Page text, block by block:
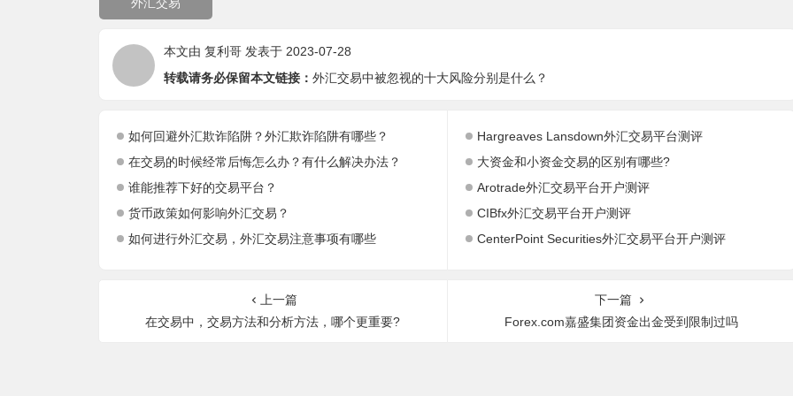
外汇交易
本文由 复利哥 发表于 2023-07-28
转载请务必保留本文链接： 外汇交易中被忽视的十大风险分别是什么？
如何回避外汇欺诈陷阱？外汇欺诈陷阱有哪些？
在交易的时候经常后悔怎么办？有什么解决办法？
谁能推荐下好的交易平台？
货币政策如何影响外汇交易？
如何进行外汇交易，外汇交易注意事项有哪些
Hargreaves Lansdown外汇交易平台测评
大资金和小资金交易的区别有哪些?
Arotrade外汇交易平台开户测评
CIBfx外汇交易平台开户测评
CenterPoint Securities外汇交易平台开户测评
上一篇
在交易中，交易方法和分析方法，哪个更重要?
下一篇
Forex.com嘉盛集团资金出金受到限制过吗